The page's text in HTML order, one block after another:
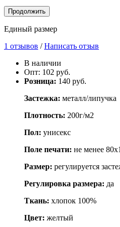
Продолжить
Единый размер
1 отзывов /Написать отзыв
В наличии
Опт: 102 руб.
Розница: 140 руб.
Застежка: металл/липучка
Плотность: 200г/м2
Пол: унисекс
Поле печати: не менее
Размер: регулируется
Регулировка размера: да
Ткань: хлопок 100%
Цвет: желтый